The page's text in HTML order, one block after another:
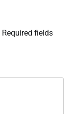
Required fields